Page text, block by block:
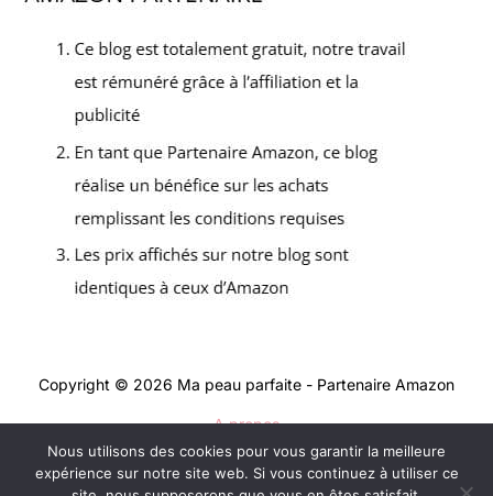
Copyright © 2026 Ma peau parfaite - Partenaire Amazon
A propos
Contact
Mentions légales
Nous utilisons des cookies pour vous garantir la meilleure
expérience sur notre site web. Si vous continuez à utiliser ce